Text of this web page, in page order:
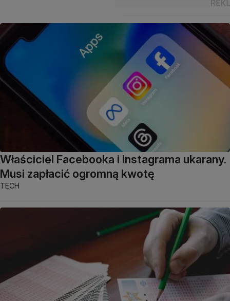
Właściciel Facebooka i Instagrama ukarany.
Musi zapłacić ogromną kwotę
TECH